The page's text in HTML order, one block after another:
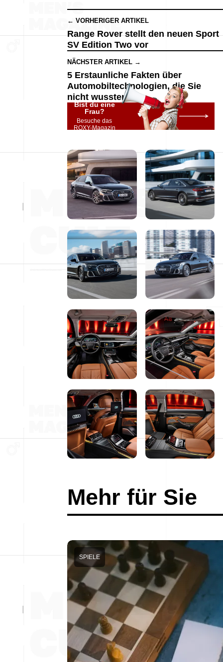
← VORHERIGER ARTIKEL
Range Rover stellt den neuen Sport
SV Edition Two vor
NÄCHSTER ARTIKEL →
5 Erstaunliche Fakten über
Automobiltechnologien, die Sie
nicht wussten
Bist du eine
Frau?
Besuche das
ROXY-Magazin
Mehr für Sie
SPIELE